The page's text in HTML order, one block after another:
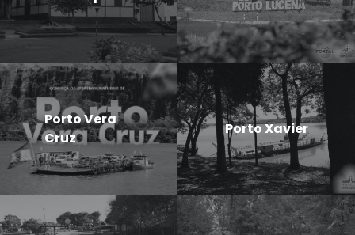
Porto Vera
Cruz
Porto Xavier